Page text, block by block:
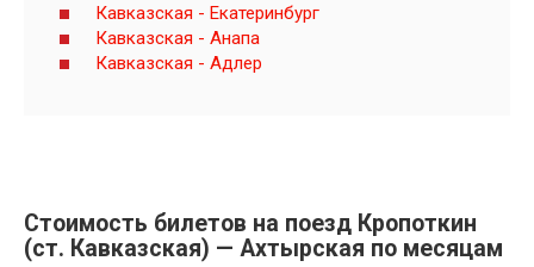
Кавказская - Екатеринбург
Кавказская - Анапа
Кавказская - Адлер
Стоимость билетов на поезд Кропоткин
(ст. Кавказская) — Ахтырская по месяцам